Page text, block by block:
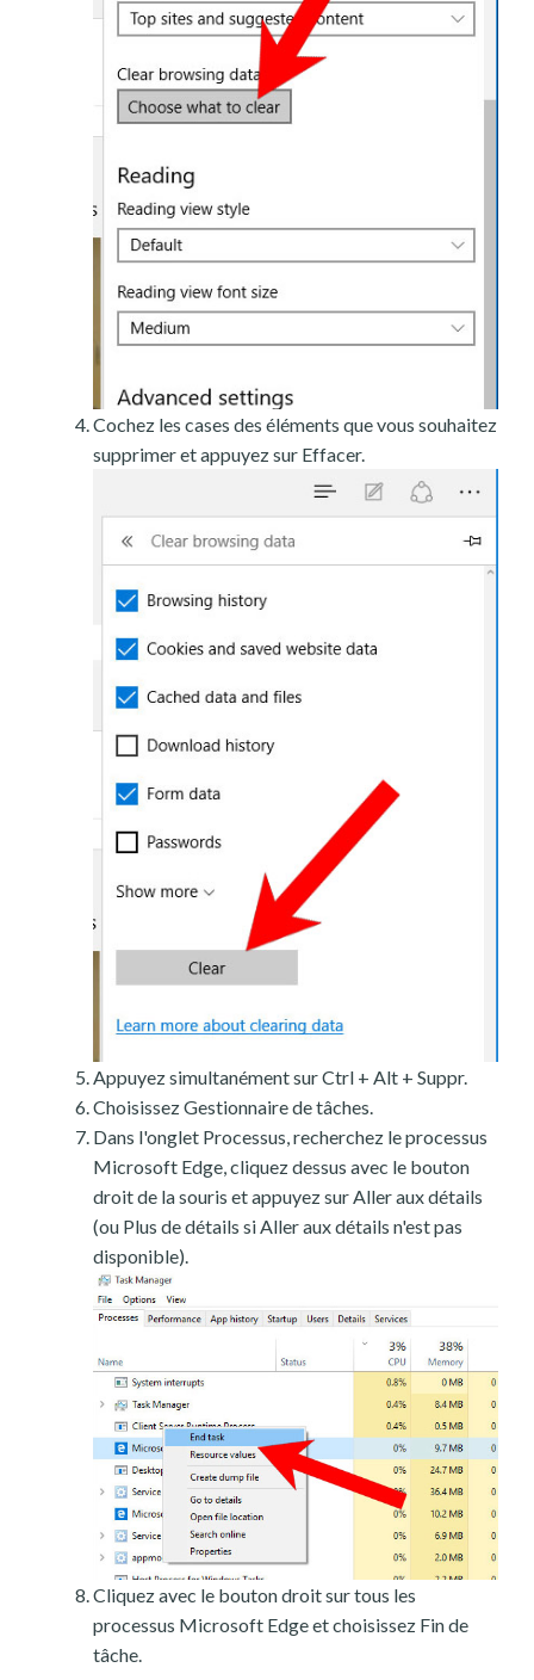
Cochez les cases des éléments que vous souhaitez
supprimer et appuyez sur Effacer.
Appuyez simultanément sur Ctrl + Alt + Suppr.
Choisissez Gestionnaire de tâches.
Dans l'onglet Processus, recherchez le processus
Microsoft Edge, cliquez dessus avec le bouton
droit de la souris et appuyez sur Aller aux détails
(ou Plus de détails si Aller aux détails n'est pas
disponible).
Cliquez avec le bouton droit sur tous les
processus Microsoft Edge et choisissez Fin de
tâche.